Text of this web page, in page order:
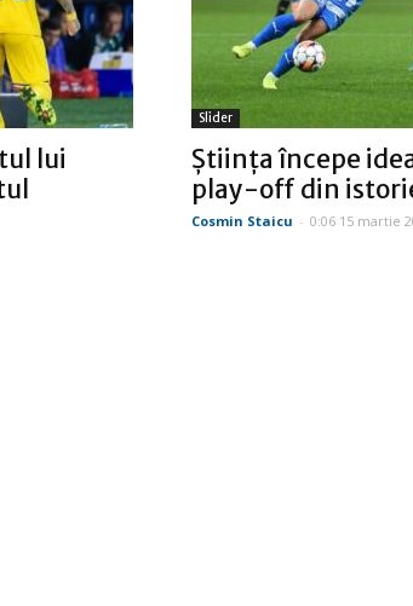
lui
Slider
Ştiinţa începe
play-off din
Cosmin Staicu - 0:06 15 martie